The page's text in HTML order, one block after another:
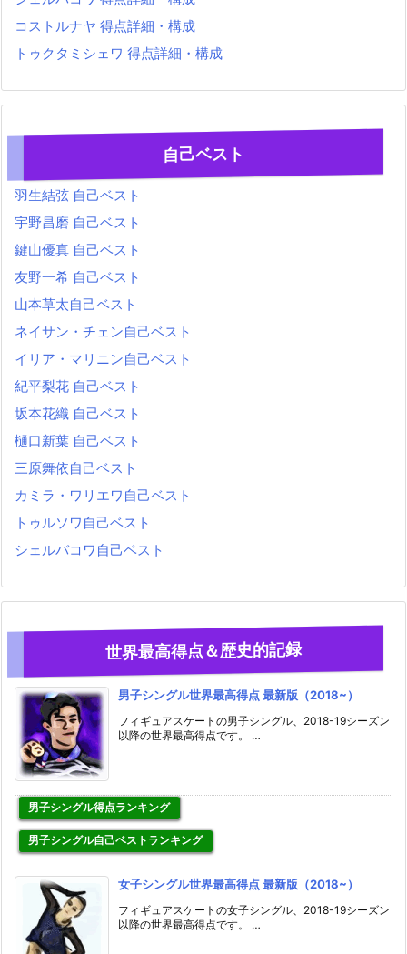
コストルナヤ 得点詳細・構成
トゥクタミシェワ 得点詳細・構成
自己ベスト
羽生結弦 自己ベスト
宇野昌磨 自己ベスト
鍵山優真 自己ベスト
友野一希 自己ベスト
山本草太自己ベスト
ネイサン・チェン自己ベスト
イリア・マリニン自己ベスト
紀平梨花 自己ベスト
坂本花織 自己ベスト
樋口新葉 自己ベスト
三原舞依自己ベスト
カミラ・ワリエワ自己ベスト
トゥルソワ自己ベスト
シェルバコワ自己ベスト
世界最高得点＆歴史的記録
男子シングル世界最高得点 最新版（2018~）
フィギュアスケートの男子シングル、2018-19シーズン
以降の世界最高得点です。 …
男子シングル得点ランキング
男子シングル自己ベストランキング
女子シングル世界最高得点 最新版（2018~）
フィギュアスケートの女子シングル、2018-19シーズン
以降の世界最高得点です。 …